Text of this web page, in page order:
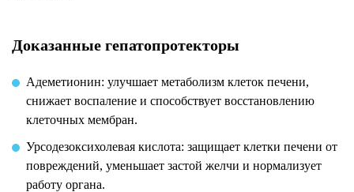
Доказанные гепатопротекторы
Адеметионин: улучшает метаболизм клеток печени,
снижает воспаление и способствует восстановлению
клеточных мембран.
Урсодезоксихолевая кислота: защищает клетки печени от
повреждений, уменьшает застой желчи и нормализует
работу органа.